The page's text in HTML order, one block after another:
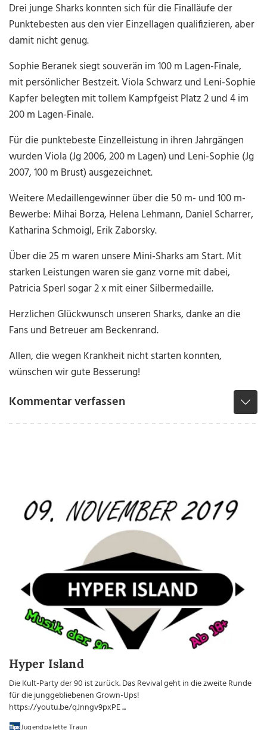
Drei junge Sharks konnten sich für die Finalläufe der
Punktebesten aus den vier Einzellagen qualifizieren, aber
damit nicht genug.
Sophie Beranek siegt souverän im 100 m Lagen-Finale,
mit persönlicher Bestzeit. Viola Schwarz und Leni-Sophie
Kapfer belegten mit tollem Kampfgeist Platz 2 und 4 im
200 m Lagen-Finale.
Für die punktebeste Einzelleistung in ihren Jahrgängen
wurden Viola (Jg 2006, 200 m Lagen) und Leni-Sophie (Jg
2007, 100 m Brust) ausgezeichnet.
Weitere Medaillengewinner über die 50 m- und 100 m-
Bewerbe: Mihai Borza, Helena Lehmann, Daniel Scharrer,
Katharina Schmoigl, Erik Zaborsky.
Über die 25 m waren unsere Mini-Sharks am Start. Mit
starken Leistungen waren sie ganz vorne mit dabei,
Patricia Sperl sogar 2 x mit einer Silbermedaille.
Herzlichen Glückwunsch unseren Sharks, danke an die
Fans und Betreuer am Beckenrand.
Allen, die wegen Krankheit nicht starten konnten,
wünschen wir gute Besserung!
Kommentar verfassen
Hyper Island
Die Kult-Party der 90 ist zurück. Das Revival geht in die zweite Runde
für die junggebliebenen Grown-Ups!
https://youtu.be/qJnngv9pxPE ...